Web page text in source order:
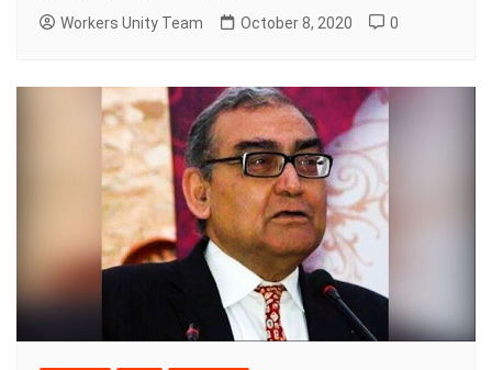
Workers Unity Team October 8, 2020 0